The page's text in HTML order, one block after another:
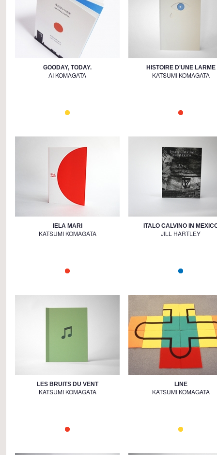
GOODAY, TODAY.
AI KOMAGATA
HISTOIRE D'UNE LARME
KATSUMI KOMAGATA
IELA MARI
KATSUMI KOMAGATA
ITALO CALVINO IN
JILL HARTLEY
LES BRUITS DU VENT
KATSUMI KOMAGATA
LINE
KATSUMI KOMAGATA